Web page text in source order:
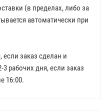
(в пределах, либо за
автоматически при
если заказ сделан и
рабочих дня, если заказ
16:00.